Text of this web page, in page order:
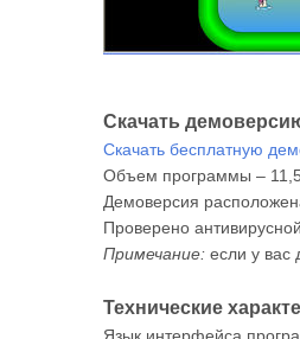
Скачать
Скачать бесплатную
Объем программы –
Демоверсия
Проверено
Примечание: если у вас
Технические